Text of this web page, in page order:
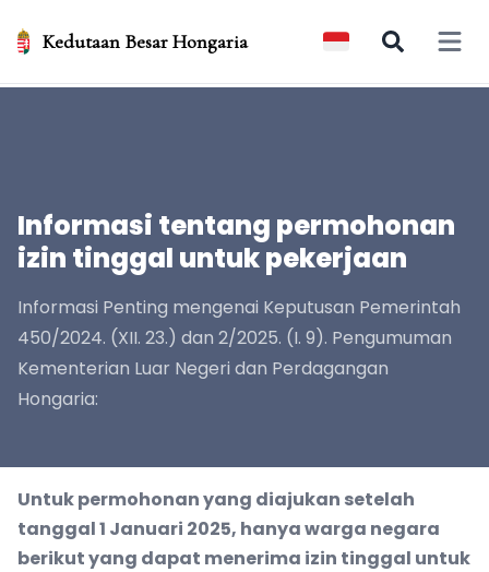
Kedutaan Besar Hongaria Open
Informasi tentang permohonan
izin tinggal untuk pekerjaan
Informasi Penting mengenai Keputusan Pemerintah
450/2024. (XII. 23.) dan 2/2025. (I. 9). Pengumuman
Kementerian Luar Negeri dan Perdagangan
Hongaria:
Untuk permohonan yang diajukan setelah
tanggal 1 Januari 2025, hanya warga negara
berikut yang dapat menerima izin tinggal untuk